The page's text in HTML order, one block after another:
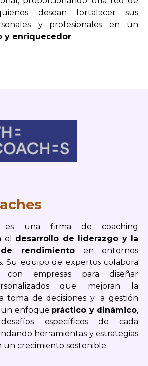
desean fortalecer sus
y profesionales en un
y enriquecedor.
es una firma de coaching
el desarrollo de liderazgo y la
rendimiento en entornos
Su equipo de expertos colabora
con empresas para diseñar
que mejoran la
toma de decisiones y la gestión
un enfoque práctico y dinámico,
específicos de cada
herramientas y estrategias
crecimiento sostenible.